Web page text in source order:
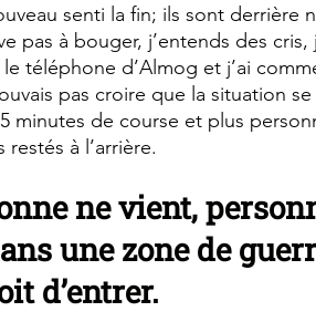
senti la fin; ils sont
pas à bouger, j’entends des
le téléphone d’Almog et j’ai
pas croire que la situation
minutes de course et plus
restés à l’arrière.
ne vient,
une zone de
d’entrer.